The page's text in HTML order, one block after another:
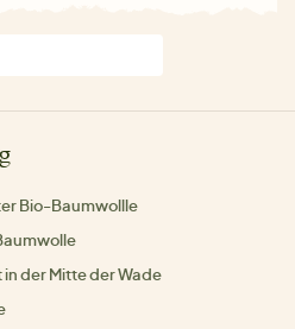
Bio-Baumwollle
der Mitte der Wade